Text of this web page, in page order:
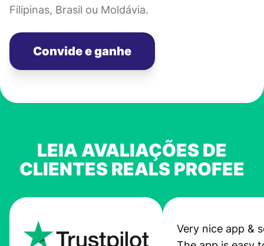
Filipinas, Brasil ou Moldávia.
Convide e ganhe
LEIA AVALIAÇÕES DE
CLIENTES REALS PROFEE
Very nice app &